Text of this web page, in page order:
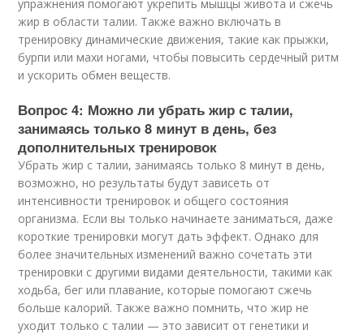
упражнения помогают укрепить мышцы живота и сжечь
жир в области талии. Также важно включать в
тренировку динамические движения, такие как прыжки,
бурпи или махи ногами, чтобы повысить сердечный ритм
и ускорить обмен веществ.
Вопрос 4: Можно ли убрать жир с талии,
занимаясь только 8 минут в день, без
дополнительных тренировок
Убрать жир с талии, занимаясь только 8 минут в день,
возможно, но результаты будут зависеть от
интенсивности тренировок и общего состояния
организма. Если вы только начинаете заниматься, даже
короткие тренировки могут дать эффект. Однако для
более значительных изменений важно сочетать эти
тренировки с другими видами деятельности, такими как
ходьба, бег или плавание, которые помогают сжечь
больше калорий. Также важно помнить, что жир не
уходит только с талии — это зависит от генетики и